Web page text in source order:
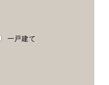
一戸建て